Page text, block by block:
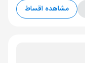
مشاهده اقساط